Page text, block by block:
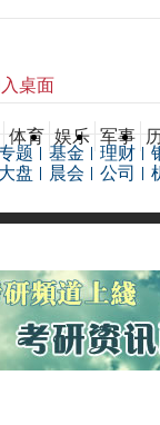
桌面
体育 娱乐 军事
题 基金 理财
大盘 晨会 公司